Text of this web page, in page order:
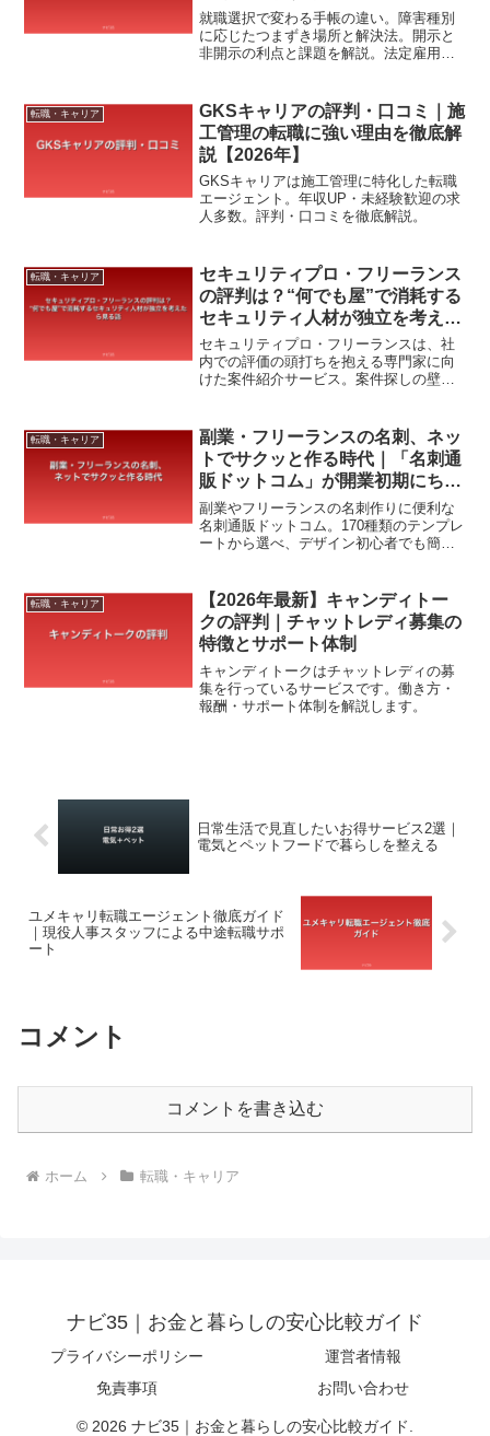
就職選択で変わる手帳の違い。障害種別
に応じたつまずき場所と解決法。開示と
非開示の利点と課題を解説。法定雇用率
すい。能力の話は非開示の方が有利。非
開示でも、障害者就業・生活支援センタ
ーなど公的な支援機関が使える。
転職・キャリア
GKSキャリアの評判・口コミ｜施
工管理の転職に強い理由を徹底解
説【2026年】
GKSキャリアは施工管理に特化した転職
エージェント。年収UP・未経験歓迎の求
人多数。評判・口コミを徹底解説。
転職・キャリア
セキュリティプロ・フリーランス
の評判は？“何でも屋”で消耗する
セキュリティ人材が独立を考えた
ら見る話
セキュリティプロ・フリーランスは、社
内での評価の頭打ちを抱える専門家に向
けた案件紹介サービス。案件探しの壁を
もおすすめ。登録から3ステップで、気に
なる点は遠慮なく質問できる。
転職・キャリア
副業・フリーランスの名刺、ネッ
トでサクッと作る時代｜「名刺通
販ドットコム」が開業初期にちょ
うどいい話
副業やフリーランスの名刺作りに便利な
名刺通販ドットコム。170種類のテンプレ
ートから選べ、デザイン初心者でも簡単
れましょう。
転職・キャリア
【2026年最新】キャンディトー
クの評判｜チャットレディ募集の
特徴とサポート体制
キャンディトークはチャットレディの募
集を行っているサービスです。働き方・
報酬・サポート体制を解説します。
日常生活で見直したいお得サービス2選｜
電気とペットフードで暮らしを整える
ユメキャリ転職エージェント徹底ガイド
｜現役人事スタッフによる中途転職サポ
ート
コメント
コメントを書き込む
ホーム 転職・キャリア
ナビ35｜お金と暮らしの安心比較ガイド
プライバシーポリシー
運営者情報
免責事項
お問い合わせ
© 2026 ナビ35｜お金と暮らしの安心比較ガイド.